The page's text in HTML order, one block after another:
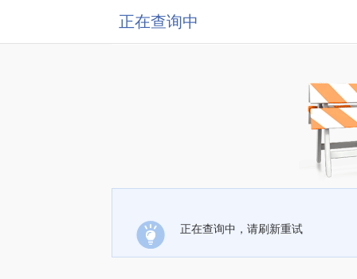
正在查询中
正在查询中，请刷新重试